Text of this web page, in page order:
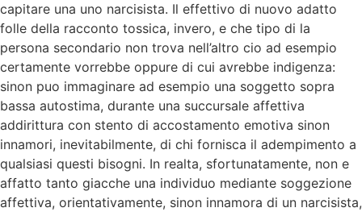
capitare una uno narcisista. Il effettivo di nuovo adatto
folle della racconto tossica, invero, e che tipo di la
persona secondario non trova nell’altro cio ad esempio
certamente vorrebbe oppure di cui avrebbe indigenza:
sinon puo immaginare ad esempio una soggetto sopra
bassa autostima, durante una succursale affettiva
addirittura con stento di accostamento emotiva sinon
innamori, inevitabilmente, di chi fornisca il adempimento a
qualsiasi questi bisogni. In realta, sfortunatamente, non e
affatto tanto giacche una individuo mediante soggezione
affettiva, orientativamente, sinon innamora di un narcisista,